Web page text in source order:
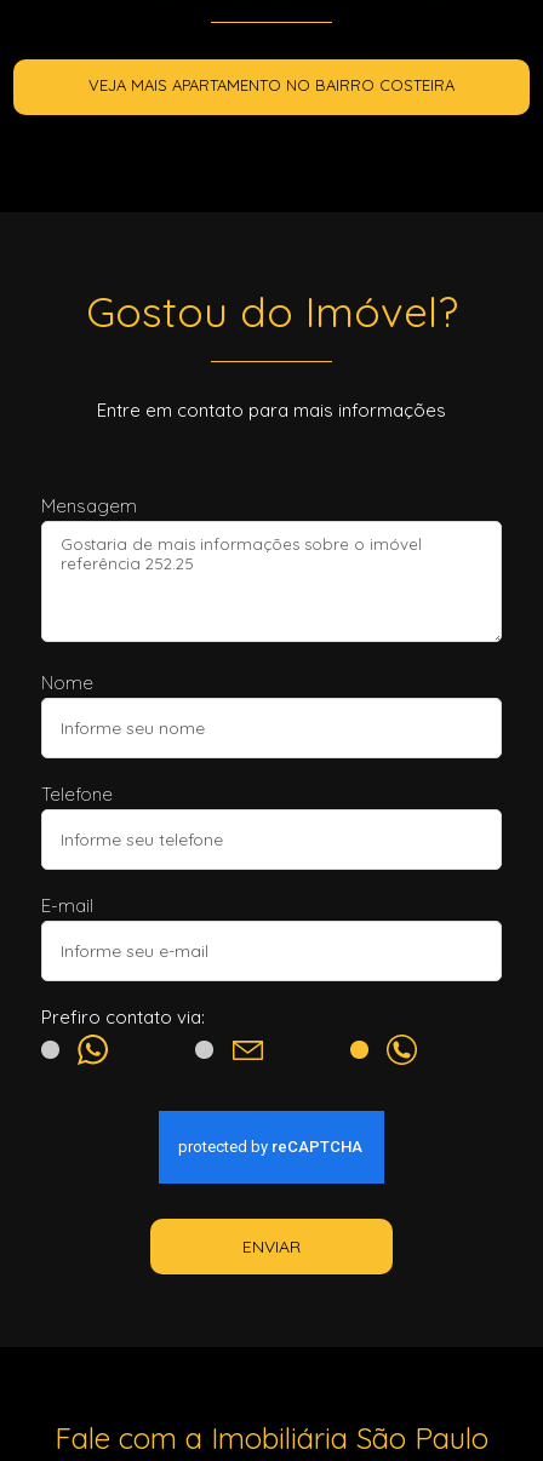
VEJA MAIS APARTAMENTO NO BAIRRO COSTEIRA
Gostou do Imóvel?
Entre em contato para mais informações
Mensagem
Nome
Telefone
E-mail
Prefiro contato via:
ENVIAR
Fale com a Imobiliária São Paulo